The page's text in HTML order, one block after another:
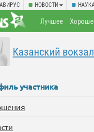
НОВОСТИ
Лучшее
Казанский вокзал
участника